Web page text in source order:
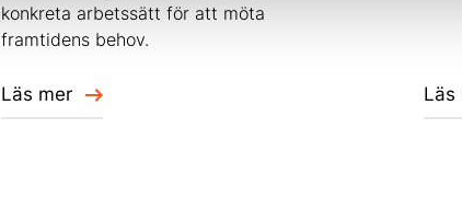
konkreta arbetssätt för att möta
framtidens behov.
Läs mer Läs